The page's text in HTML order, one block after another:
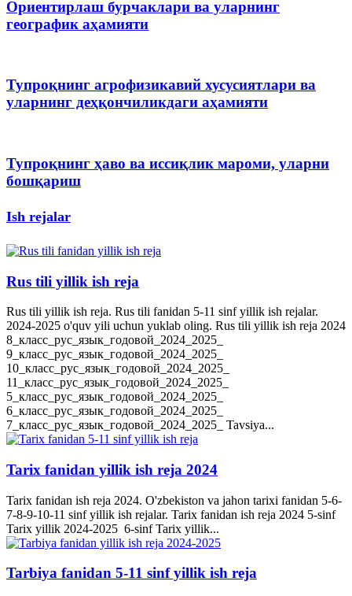
Ориентирлаш бурчаклари ва уларнинг
географик аҳамияти
Тупроқнинг агрофизикавий хусусиятлари ва
уларнинг деҳқончиликдаги аҳамияти
Тупроқнинг ҳаво ва иссиқлик мароми, уларни
бошқариш
Ish rejalar
Rus tili yillik ish reja
Rus tili yillik ish reja. Rus tili fanidan 5-11 sinf yillik ish rejalar.
2024-2025 o'quv yili uchun yuklab oling. Rus tili yillik ish reja 2024
8_класс_рус_язык_годовой_2024_2025_
9_класс_рус_язык_годовой_2024_2025_
10_класс_рус_язык_годовой_2024_2025_
11_класс_рус_язык_годовой_2024_2025_
5_класс_рус_язык_годовой_2024_2025_
6_класс_рус_язык_годовой_2024_2025_
7_класс_рус_язык_годовой_2024_2025_ Tavsiya...
Tarix fanidan yillik ish reja 2024
Tarix fanidan ish reja 2024. O'zbekiston va jahon tarixi fanidan 5-6-
7-8-9-10-11 sinf yillik ish rejalar. Tarix fanidan ish reja 2024 5-sinf
Tarix yillik 2024-2025 6-sinf Tarix yillik...
Tarbiya fanidan 5-11 sinf yillik ish reja